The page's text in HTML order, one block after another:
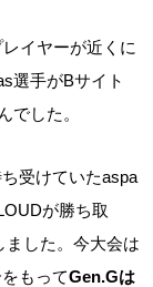
イヤーが近くに
選手がBサイト
でした。
受けていたaspa
が勝ち取
ました。今大会は
もってGen.Gは